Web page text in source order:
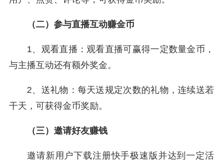
（二）参与直播互动赚金币
1、观看直播：观看直播可赢得一定数量金币，
与主播互动还有额外奖金。
2、送礼物：每天送规定次数的礼物，连续送若
干天，可获得金币奖励。
（三）邀请好友赚钱
邀请新用户下载注册快手极速版并达到一定活